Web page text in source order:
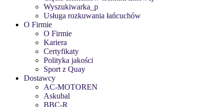
Wyszukiwarka_p
Usługa rozkuwania łańcuchów
O Firmie
O Firmie
Kariera
Certyfikaty
Polityka jakości
Sport z Quay
Dostawcy
AC-MOTOREN
Askubal
BBC-R